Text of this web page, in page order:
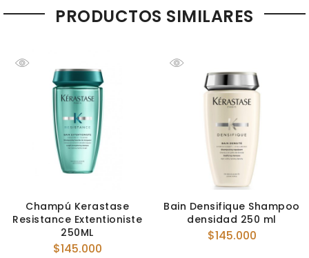
PRODUCTOS SIMILARES
Champú Kerastase
Resistance Extentioniste
250ML
$145.000
Bain Densifique Shampoo
densidad 250 ml
$145.000